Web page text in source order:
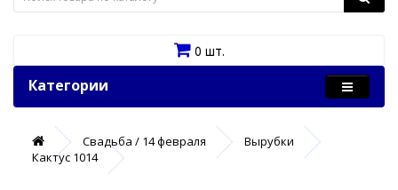
0 шт.
Категории
Свадьба / 14 февраля
Вырубки
Кактус 1014